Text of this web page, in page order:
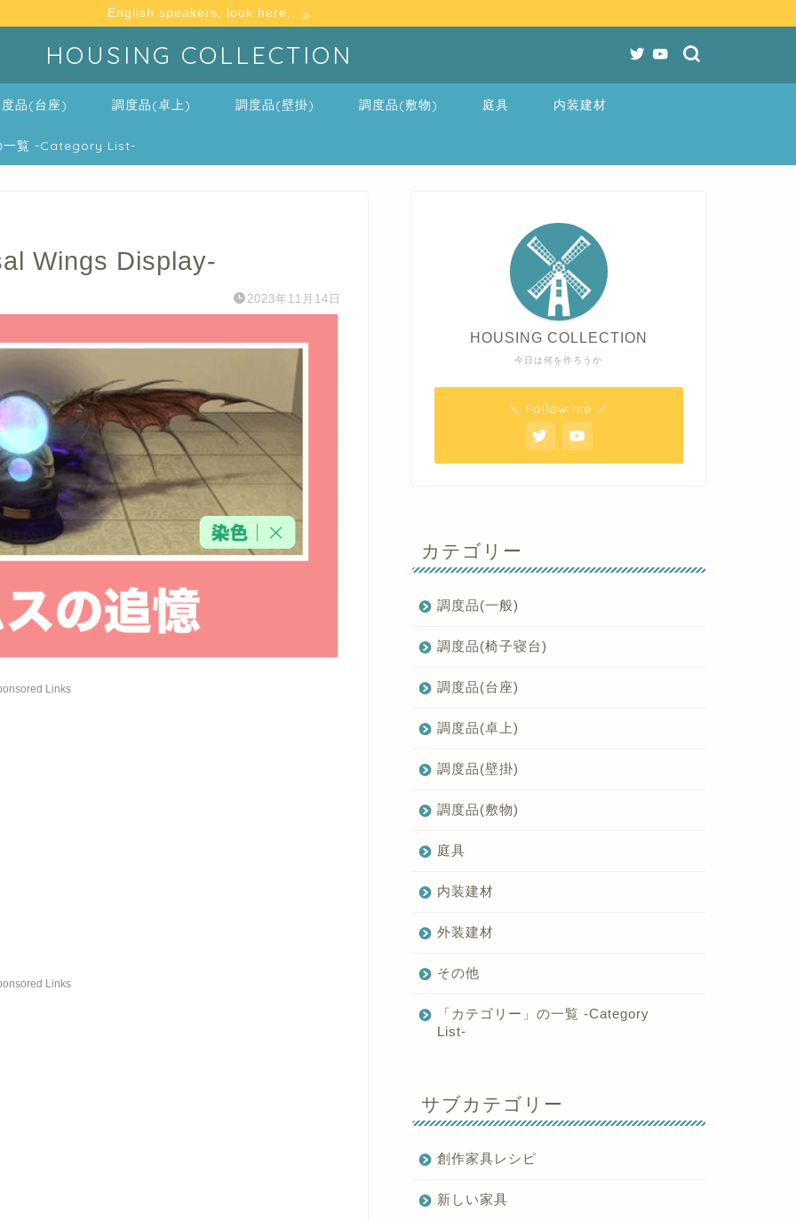
English speakers, look here.
HOUSING COLLECTION
品(台座) 調度品(卓上) 調度品(壁掛) 調度品(敷物) 庭具 内装建材
一覧 -Category List-
Wings Display-
2023年11月14日
Links
Links
今日は何を作ろうか
HOUSING COLLECTION
＼ Follow me ／
カテゴリー
調度品(一般)
調度品(椅子寝台)
調度品(台座)
調度品(卓上)
調度品(壁掛)
調度品(敷物)
庭具
内装建材
外装建材
その他
「カテゴリー」の一覧 -Category
List-
サブカテゴリー
創作家具レシピ
新しい家具